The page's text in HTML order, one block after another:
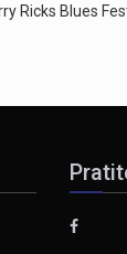
Ricks Blues